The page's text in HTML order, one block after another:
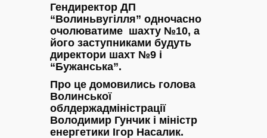
Гендиректор ДП
“Волиньвугілля” одночасно
очолюватиме шахту №10, а
його заступниками будуть
директори шахт №9 і
“Бужанська”.
Про це домовились голова
Волинської
облдержадміністрації
Володимир Гунчик і міністр
енергетики Ігор Насалик.